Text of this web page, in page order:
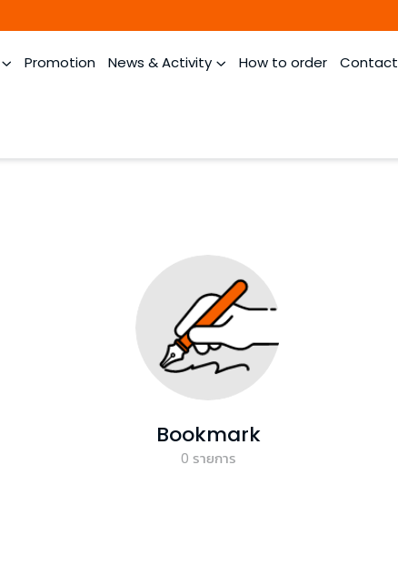
Promotion News & Activity How to order Contact
Bookmark
0 รายการ